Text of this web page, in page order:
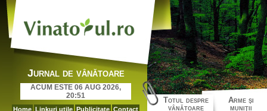
Jurnal de vânătoare
ACUM ESTE 06 AUG 2026,
20:51
Home Linkuri utile Publicitate Contact
Totul despre
vânătoare
Arme şi
muniţii